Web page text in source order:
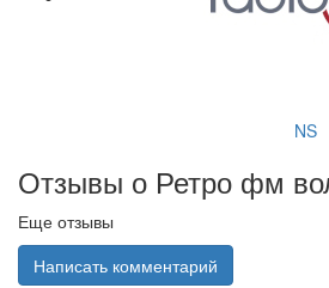
NS
Отзывы о Ретро фм
Еще отзывы
Написать комментарий